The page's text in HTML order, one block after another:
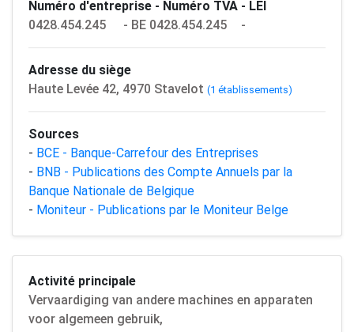
Numéro d'entreprise - Numéro TVA - LEI
0428.454.245
- BE 0428.454.245 -
Adresse du siège
Haute Levée 42, 4970 Stavelot (1 établissements)
Sources
- BCE - Banque-Carrefour des Entreprises
- BNB - Publications des Compte Annuels par la
Banque Nationale de Belgique
- Moniteur - Publications par le Moniteur Belge
Activité principale
Vervaardiging van andere machines en apparaten
voor algemeen gebruik,